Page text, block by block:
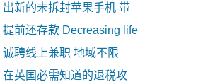
出新的未拆封苹果手机 带
提前还存款 Decreasing life
诚聘线上兼职 地域不限
在英国必需知道的退税攻